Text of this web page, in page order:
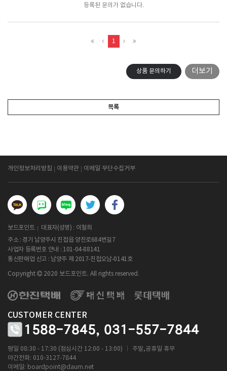
등록된 문의가 없습니다.
1
상품 문의하기 더보기
목록
개인정보처리방침 이용약관 이메일 무단수집거부
보드포인트
대표자(성명) : 이철희
주소 : 경기 남양주시 진접읍 양진로684번길7
사업자 등록번호 안내 : 101-04-88141
통신판매업 신고 : 남양주 제 2017-진접오남-0141호
Copyright 2020 보드포인트. All rights reserved.
CUSTOMER CENTER
1588-7845, 031-557-7844
평일 08:30 - 17:30 (점심시간 12:00 - 13:00)
주말,공휴일 휴무
야간전화: 010-3127-7844
이메일: boardpoint@daum.net